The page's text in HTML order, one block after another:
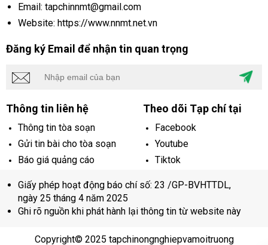
Email: tapchinnmt@gmail.com
Website: https://www.nnmt.net.vn
Đăng ký Email để nhận tin quan trọng
Thông tin liên hệ
Thông tin tòa soạn
Gửi tin bài cho tòa soạn
Báo giá quảng cáo
Theo dõi Tạp chí tại
Facebook
Youtube
Tiktok
Giấy phép hoạt động báo chí số: 23 /GP-BVHTTDL,
ngày 25 tháng 4 năm 2025
Ghi rõ nguồn khi phát hành lại thông tin từ website này
Copyright© 2025 tapchinongnghiepvamoitruong